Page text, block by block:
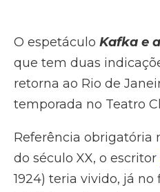
O espetáculo Kafka e
que tem duas
retorna ao Rio de
temporada no Teatro
Referência obrigatória
do século XX, o escritor
1924) teria vivido, já